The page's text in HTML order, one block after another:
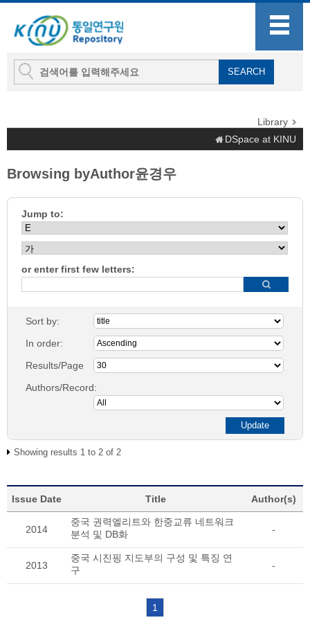
Library
DSpace at KINU
Browsing byAuthor윤경우
Jump to:
or enter first few letters:
Sort by:
In order:
Results/Page
Authors/Record:
Showing results 1 to 2 of 2
Issue Date Title Author(s)
2014
중국 권력엘리트와 한중교류 네트워크
분석 및 DB화
-
2013
중국 시진핑 지도부의 구성 및 특징 연
구
-
1